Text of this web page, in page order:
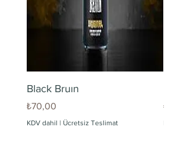
Black Bruın
Fiyat
₺70,00
KDV dahil | Ücretsiz Teslimat
Fiyat
₺60,00